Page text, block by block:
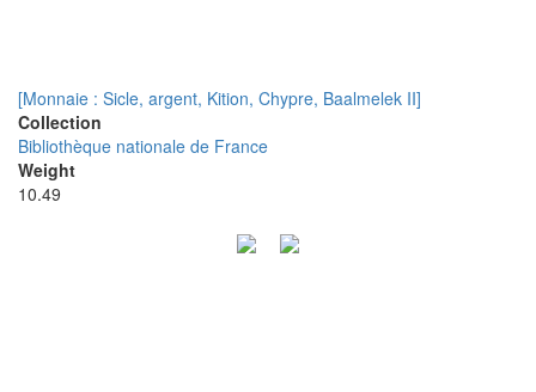
[Monnaie : Sicle, argent, Kition, Chypre, Baalmelek II]
Collection
Bibliothèque nationale de France
Weight
10.49